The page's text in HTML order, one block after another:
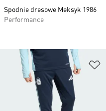
Spodnie dresowe Meksyk 1986
Performance